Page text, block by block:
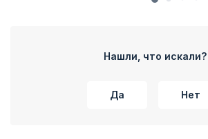
Нашли, что искали?
Да Нет